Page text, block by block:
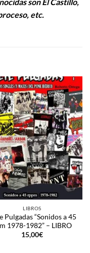
son El Castillo,
etc.
LIBROS
Pulgadas “Sonidos a 45
1978-1982” – LIBRO
15,00€